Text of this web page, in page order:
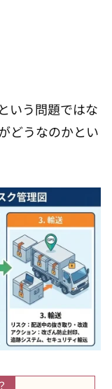
いう問題ではな
どうなのかとい